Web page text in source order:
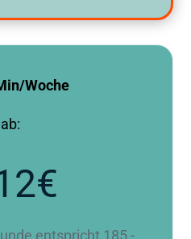
Woche
ab:
entspricht 185,-